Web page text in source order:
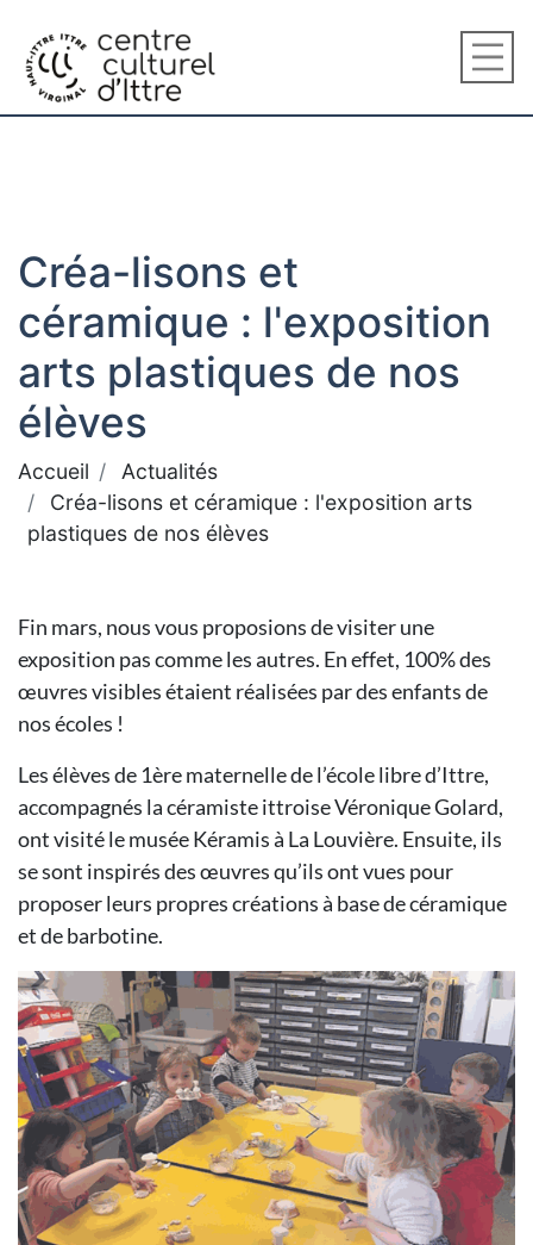
Créa-lisons et
céramique : l'exposition
arts plastiques de nos
élèves
Accueil
Actualités
Créa-lisons et céramique : l'exposition arts
plastiques de nos élèves
Fin mars, nous vous proposions de visiter une
exposition pas comme les autres. En effet, 100% des
œuvres visibles étaient réalisées par des enfants de
nos écoles !
Les élèves de 1ère maternelle de l’école libre d’Ittre,
accompagnés la céramiste ittroise Véronique Golard,
ont visité le musée Kéramis à La Louvière. Ensuite, ils
se sont inspirés des œuvres qu’ils ont vues pour
proposer leurs propres créations à base de céramique
et de barbotine.